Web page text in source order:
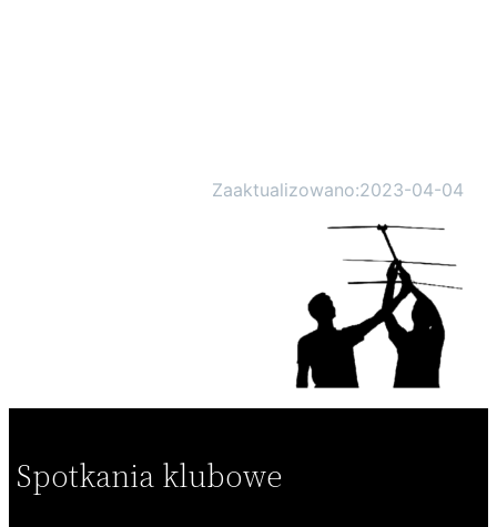
Zaaktualizowano:2023-04-04
Spotkania klubowe